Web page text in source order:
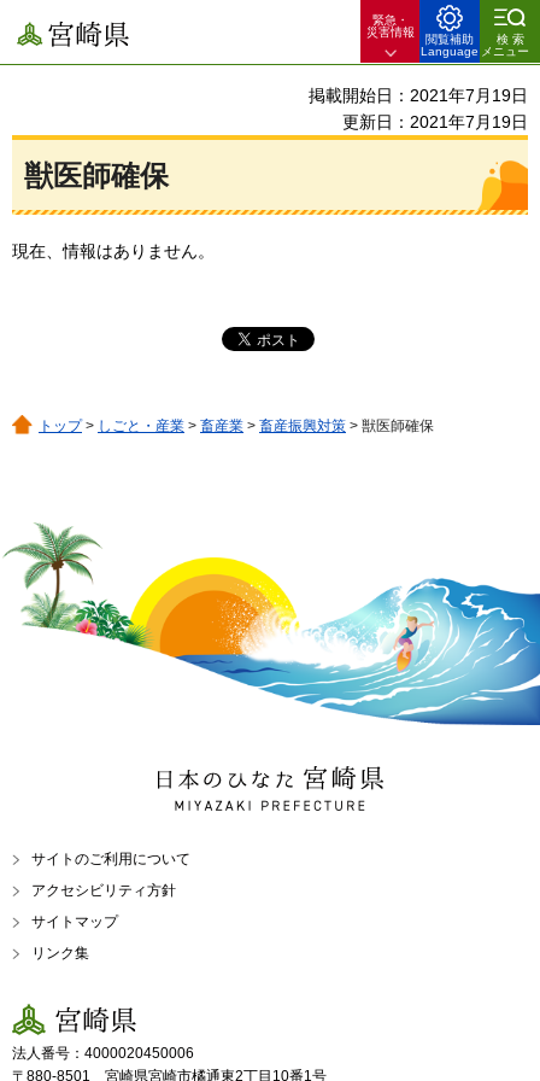
宮崎県
緊急・
災害情報
閲覧補助
Language
検索
メニュー
掲載開始日：2021年7月19日
更新日：2021年7月19日
獣医師確保
現在、情報はありません。
トップ> しごと・産業 > 畜産業 > 畜産振興対策 > 獣医師確保
日本のひなた 宮崎県
MIYAZAKI PREFECTURE
サイトのご利用について
アクセシビリティ方針
サイトマップ
リンク集
宮崎県
法人番号：4000020450006
〒880-8501 宮崎県宮崎市橘通東2丁目10番1号